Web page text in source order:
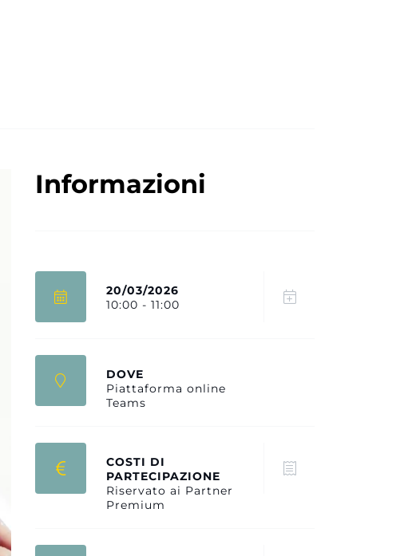
Informazioni
20/03/2026
10:00 - 11:00
DOVE
Piattaforma online
Teams
COSTI DI
PARTECIPAZIONE
Riservato ai Partner
Premium